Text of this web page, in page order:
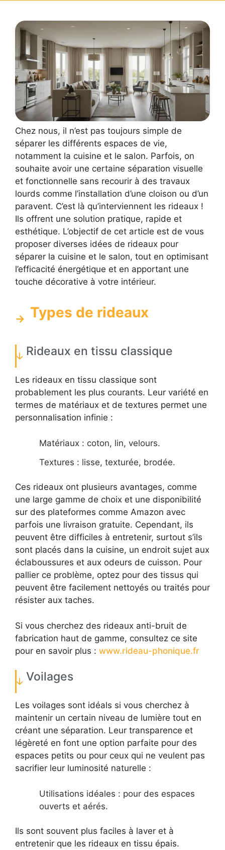
Chez nous, il n’est pas toujours simple de
séparer les différents espaces de vie,
notamment la cuisine et le salon. Parfois, on
souhaite avoir une certaine séparation visuelle
et fonctionnelle sans recourir à des travaux
lourds comme l’installation d’une cloison ou d’un
paravent. C’est là qu’interviennent les rideaux !
Ils offrent une solution pratique, rapide et
esthétique. L’objectif de cet article est de vous
proposer diverses idées de rideaux pour
séparer la cuisine et le salon, tout en optimisant
l’efficacité énergétique et en apportant une
touche décorative à votre intérieur.
Types de rideaux
Rideaux en tissu classique
Les rideaux en tissu classique sont
probablement les plus courants. Leur variété en
termes de matériaux et de textures permet une
personnalisation infinie :
Matériaux : coton, lin, velours.
Textures : lisse, texturée, brodée.
Ces rideaux ont plusieurs avantages, comme
une large gamme de choix et une disponibilité
sur des plateformes comme Amazon avec
parfois une livraison gratuite. Cependant, ils
peuvent être difficiles à entretenir, surtout s’ils
sont placés dans la cuisine, un endroit sujet aux
éclaboussures et aux odeurs de cuisson. Pour
pallier ce problème, optez pour des tissus qui
peuvent être facilement nettoyés ou traités pour
résister aux taches.
Si vous cherchez des rideaux anti-bruit de
fabrication haut de gamme, consultez ce site
pour en savoir plus : www.rideau-phonique.fr
Voilages
Les voilages sont idéals si vous cherchez à
maintenir un certain niveau de lumière tout en
créant une séparation. Leur transparence et
légèreté en font une option parfaite pour des
espaces petits ou pour ceux qui ne veulent pas
sacrifier leur luminosité naturelle :
Utilisations idéales : pour des espaces
ouverts et aérés.
Ils sont souvent plus faciles à laver et à
entretenir que les rideaux en tissu épais.